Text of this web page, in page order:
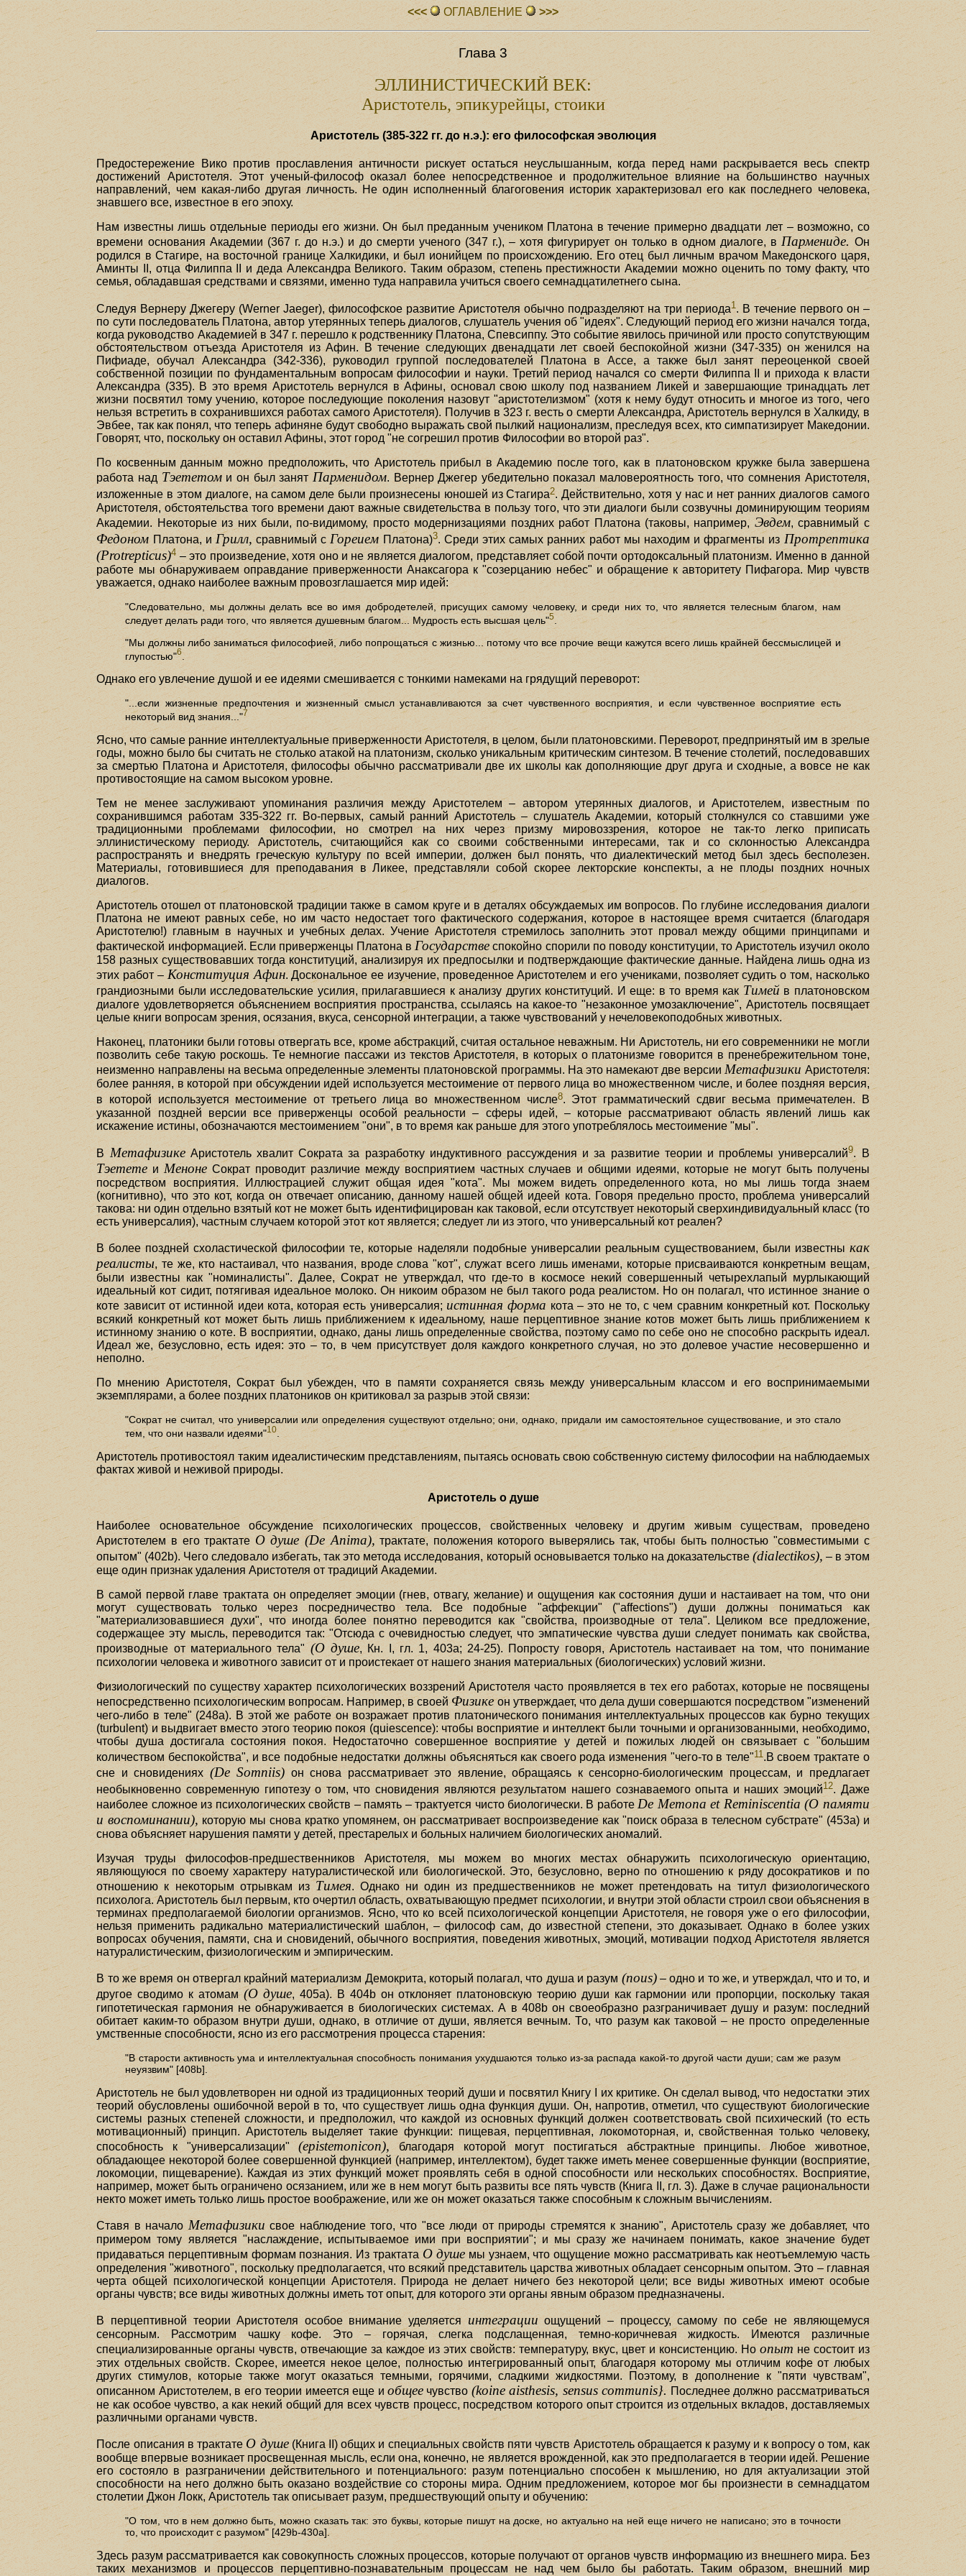
<<< ОГЛАВЛЕHИЕ >>>
Глава 3
ЭЛЛИНИСТИЧЕСКИЙ ВЕК:
Аристотель, эпикурейцы, стоики
Аристотель (385-322 гг. до н.э.): его философская эволюция
Предостережение Вико против прославления античности рискует остаться неуслышанным, когда перед нами раскрывается весь спектр
достижений Аристотеля. Этот ученый-философ оказал более непосредственное и продолжительное влияние на большинство научных
направлений, чем какая-либо другая личность. Не один исполненный благоговения историк характеризовал его как последнего человека,
знавшего все, известное в его эпоху.
Нам известны лишь отдельные периоды его жизни. Он был преданным учеником Платона в течение примерно двадцати лет – возможно, со
времени основания Академии (367 г. до н.э.) и до смерти ученого (347 г.), – хотя фигурирует он только в одном диалоге, в Пармениде. Он
родился в Стагире, на восточной границе Халкидики, и был ионийцем по происхождению. Его отец был личным врачом Македонского царя,
Аминты II, отца Филиппа II и деда Александра Великого. Таким образом, степень престижности Академии можно оценить по тому факту, что
семья, обладавшая средствами и связями, именно туда направила учиться своего семнадцатилетнего сына.
Следуя Вернеру Джегеру (Werner Jaeger), философское развитие Аристотеля обычно подразделяют на три периода1. В течение первого он –
по сути последователь Платона, автор утерянных теперь диалогов, слушатель учения об "идеях". Следующий период его жизни начался тогда,
когда руководство Академией в 347 г. перешло к родственнику Платона, Спевсиппу. Это событие явилось причиной или просто сопутствующим
обстоятельством отъезда Аристотеля из Афин. В течение следующих двенадцати лет своей беспокойной жизни (347-335) он женился на
Пифиаде, обучал Александра (342-336), руководил группой последователей Платона в Ассе, а также был занят переоценкой своей
собственной позиции по фундаментальным вопросам философии и науки. Третий период начался со смерти Филиппа II и прихода к власти
Александра (335). В это время Аристотель вернулся в Афины, основал свою школу под названием Ликей и завершающие тринадцать лет
жизни посвятил тому учению, которое последующие поколения назовут "аристотелизмом" (хотя к нему будут относить и многое из того, чего
нельзя встретить в сохранившихся работах самого Аристотеля). Получив в 323 г. весть о смерти Александра, Аристотель вернулся в Халкиду, в
Эвбее, так как понял, что теперь афиняне будут свободно выражать свой пылкий национализм, преследуя всех, кто симпатизирует Македонии.
Говорят, что, поскольку он оставил Афины, этот город "не согрешил против Философии во второй раз".
По косвенным данным можно предположить, что Аристотель прибыл в Академию после того, как в платоновском кружке была завершена
работа над Тэететоми он был занятПарменидом. Вернер Джегер убедительно показал маловероятность того, что сомнения Аристотеля,
изложенные в этом диалоге, на самом деле были произнесены юношей из Стагира2. Действительно, хотя у нас и нет ранних диалогов самого
Аристотеля, обстоятельства того времени дают важные свидетельства в пользу того, что эти диалоги были созвучны доминирующим теориям
Академии. Некоторые из них были, по-видимому, просто модернизациями поздних работ Платона (таковы, например,Эвдем, сравнимый с
Федоном Платона, иГрилл,сравнимый с Гореием Платона)3. Среди этих самых ранних работ мы находим и фрагменты изПротрептика
(Protrepticus)4 – это произведение, хотя оно и не является диалогом, представляет собой почти ортодоксальный платонизм. Именно в данной
работе мы обнаруживаем оправдание приверженности Анаксагора к "созерцанию небес" и обращение к авторитету Пифагора. Мир чувств
уважается, однако наиболее важным провозглашается мир идей:
"Следовательно, мы должны делать все во имя добродетелей, присущих самому человеку, и среди них то, что является телесным благом, нам
следует делать ради того, что является душевным благом... Мудрость есть высшая цель"5.
"Мы должны либо заниматься философией, либо попрощаться с жизнью... потому что все прочие вещи кажутся всего лишь крайней бессмыслицей и
глупостью"6
Однако его увлечение душой и ее идеями смешивается с тонкими намеками на грядущий переворот:
"...если жизненные предпочтения и жизненный смысл устанавливаются за счет чувственного восприятия, и если чувственное восприятие есть
некоторый вид знания..."7
Ясно, что самые ранние интеллектуальные приверженности Аристотеля, в целом, были платоновскими. Переворот, предпринятый им в зрелые
годы, можно было бы считать не столько атакой на платонизм, сколько уникальным критическим синтезом. В течение столетий, последовавших
за смертью Платона и Аристотеля, философы обычно рассматривали две их школы как дополняющие друг друга и сходные, а вовсе не как
противостоящие на самом высоком уровне.
Тем не менее заслуживают упоминания различия между Аристотелем – автором утерянных диалогов, и Аристотелем, известным по
сохранившимся работам 335-322 гг. Во-первых, самый ранний Аристотель – слушатель Академии, который столкнулся со ставшими уже
традиционными проблемами философии, но смотрел на них через призму мировоззрения, которое не так-то легко приписать
эллинистическому периоду. Аристотель, считающийся как со своими собственными интересами, так и со склонностью Александра
распространять и внедрять греческую культуру по всей империи, должен был понять, что диалектический метод был здесь бесполезен.
Материалы, готовившиеся для преподавания в Ликее, представляли собой скорее лекторские конспекты, а не плоды поздних ночных
диалогов.
Аристотель отошел от платоновской традиции также в самом круге и в деталях обсуждаемых им вопросов. По глубине исследования диалоги
Платона не имеют равных себе, но им часто недостает того фактического содержания, которое в настоящее время считается (благодаря
Аристотелю!) главным в научных и учебных делах. Учение Аристотеля стремилось заполнить этот провал между общими принципами и
фактической информацией. Если приверженцы Платона в Государстве спокойно спорили по поводу конституции, то Аристотель изучил около
158 разных существовавших тогда конституций, анализируя их предпосылки и подтверждающие фактические данные. Найдена лишь одна из
этих работ – Конституция Афин. Доскональное ее изучение, проведенное Аристотелем и его учениками, позволяет судить о том, насколько
грандиозными были исследовательские усилия, прилагавшиеся к анализу других конституций. И еще: в то время как Тимейв платоновском
диалоге удовлетворяется объяснением восприятия пространства, ссылаясь на какое-то "незаконное умозаключение", Аристотель посвящает
целые книги вопросам зрения, осязания, вкуса, сенсорной интеграции, а также чувствований у нечеловекоподобных животных.
Наконец, платоники были готовы отвергать все, кроме абстракций, считая остальное неважным. Ни Аристотель, ни его современники не могли
позволить себе такую роскошь. Те немногие пассажи из текстов Аристотеля, в которых о платонизме говорится в пренебрежительном тоне,
неизменно направлены на весьма определенные элементы платоновской программы. На это намекают две версии Метафизики Аристотеля:
более ранняя, в которой при обсуждении идей используется местоимение от первого лица во множественном числе, и более поздняя версия,
в которой используется местоимение от третьего лица во множественном числе8. Этот грамматический сдвиг весьма примечателен. В
указанной поздней версии все приверженцы особой реальности – сферы идей, – которые рассматривают область явлений лишь как
искажение истины, обозначаются местоимением "они", в то время как раньше для этого употреблялось местоимение "мы".
В МетафизикеАристотель хвалит Сократа за разработку индуктивного рассуждения и за развитие теории и проблемы универсалий9. В
Тэетете иМеноне Сократ проводит различие между восприятием частных случаев и общими идеями, которые не могут быть получены
посредством восприятия. Иллюстрацией служит общая идея "кота". Мы можем видеть определенного кота, но мы лишь тогда знаем
(когнитивно), что это кот, когда он отвечает описанию, данному нашей общей идеей кота. Говоря предельно просто, проблема универсалий
такова: ни один отдельно взятый кот не может быть идентифицирован как таковой, если отсутствует некоторый сверхиндивидуальный класс (то
есть универсалия), частным случаем которой этот кот является; следует ли из этого, что универсальный кот реален?
В более поздней схоластической философии те, которые наделяли подобные универсалии реальным существованием, были известны как
реалисты, те же, кто настаивал, что названия, вроде слова "кот", служат всего лишь именами, которые присваиваются конкретным вещам,
были известны как "номиналисты". Далее, Сократ не утверждал, что где-то в космосе некий совершенный четырехлапый мурлыкающий
идеальный кот сидит, потягивая идеальное молоко. Он никоим образом не был такого рода реалистом. Но он полагал, что истинное знание о
коте зависит от истинной идеи кота, которая есть универсалия; истинная формакота – это не то, с чем сравним конкретный кот. Поскольку
всякий конкретный кот может быть лишь приближением к идеальному, наше перцептивное знание котов может быть лишь приближением к
истинному знанию о коте. В восприятии, однако, даны лишь определенные свойства, поэтому само по себе оно не способно раскрыть идеал.
Идеал же, безусловно, есть идея: это – то, в чем присутствует доля каждого конкретного случая, но это долевое участие несовершенно и
неполно.
По мнению Аристотеля, Сократ был убежден, что в памяти сохраняется связь между универсальным классом и его воспринимаемыми
экземплярами, а более поздних платоников он критиковал за разрыв этой связи:
"Сократ не считал, что универсалии или определения существуют отдельно; они, однако, придали им самостоятельное существование, и это стало
тем, что они назвали идеями"10.
Аристотель противостоял таким идеалистическим представлениям, пытаясь основать свою собственную систему философии на наблюдаемых
фактах живой и неживой природы.
Аристотель о душе
Наиболее основательное обсуждение психологических процессов, свойственных человеку и другим живым существам, проведено
Аристотелем в его трактате О душе (De Anima), трактате, положения которого выверялись так, чтобы быть полностью "совместимыми с
опытом" (402b). Чего следовало избегать, так это метода исследования, который основывается только на доказательстве (dialectikos),– в этом
еще один признак удаления Аристотеля от традиций Академии.
В самой первой главе трактата он определяет эмоции (гнев, отвагу, желание) и ощущения как состояния души и настаивает на том, что они
могут существовать только через посредничество тела. Все подобные "аффекции" ("affections") души должны пониматься как
"материализовавшиеся духи", что иногда более понятно переводится как "свойства, производные от тела". Целиком все предложение,
содержащее эту мысль, переводится так: "Отсюда с очевидностью следует, что эмпатические чувства души следует понимать как свойства,
производные от материального тела" (О душе, Кн. I, гл. 1, 403а; 24-25). Попросту говоря, Аристотель настаивает на том, что понимание
психологии человека и животного зависит от и проистекает от нашего знания материальных (биологических) условий жизни.
Физиологический по существу характер психологических воззрений Аристотеля часто проявляется в тех его работах, которые не посвящены
непосредственно психологическим вопросам. Например, в своейФизикеон утверждает, что дела души совершаются посредством "изменений
чего-либо в теле" (248а). В этой же работе он возражает против платонического понимания интеллектуальных процессов как бурно текущих
(turbulent) и выдвигает вместо этого теорию покоя (quiescence): чтобы восприятие и интеллект были точными и организованными, необходимо,
чтобы душа достигала состояния покоя. Недостаточно совершенное восприятие у детей и пожилых людей он связывает с "большим
количеством беспокойства", и все подобные недостатки должны объясняться как своего рода изменения "чего-то в теле"11.В своем трактате о
сне и сновидениях(De Somniis) он снова рассматривает это явление, обращаясь к сенсорно-биологическим процессам, и предлагает
необыкновенно современную гипотезу о том, что сновидения являются результатом нашего сознаваемого опыта и наших эмоций12. Даже
наиболее сложное из психологических свойств – память – трактуется чисто биологически. В работе De Memona et Reminiscentia (О памяти
и воспоминании), которую мы снова кратко упомянем, он рассматривает воспроизведение как "поиск образа в телесном субстрате" (453а) и
снова объясняет нарушения памяти у детей, престарелых и больных наличием биологических аномалий.
Изучая труды философов-предшественников Аристотеля, мы можем во многих местах обнаружить психологическую ориентацию,
являющуюся по своему характеру натуралистической или биологической. Это, безусловно, верно по отношению к ряду досократиков и по
отношению к некоторым отрывкам из Тимея. Однако ни один из предшественников не может претендовать на титул физиологического
психолога. Аристотель был первым, кто очертил область, охватывающую предмет психологии, и внутри этой области строил свои объяснения в
терминах предполагаемой биологии организмов. Ясно, что ко всей психологической концепции Аристотеля, не говоря уже о его философии,
нельзя применить радикально материалистический шаблон, – философ сам, до известной степени, это доказывает. Однако в более узких
вопросах обучения, памяти, сна и сновидений, обычного восприятия, поведения животных, эмоций, мотивации подход Аристотеля является
натуралистическим, физиологическим и эмпирическим.
В то же время он отвергал крайний материализм Демокрита, который полагал, что душа и разум (nous)– одно и то же, и утверждал, что и то, и
другое сводимо к атомам(О душе, 405а). В 404b он отклоняет платоновскую теорию души как гармонии или пропорции, поскольку такая
гипотетическая гармония не обнаруживается в биологических системах. А в 408b он своеобразно разграничивает душу и разум: последний
обитает каким-то образом внутри души, однако, в отличие от души, является вечным. То, что разум как таковой – не просто определенные
умственные способности, ясно из его рассмотрения процесса старения:
"В старости активность ума и интеллектуальная способность понимания ухудшаются только из-за распада какой-то другой части души; сам же разум
неуязвим" [408b].
Аристотель не был удовлетворен ни одной из традиционных теорий души и посвятил Книгу I их критике. Он сделал вывод, что недостатки этих
теорий обусловлены ошибочной верой в то, что существует лишь одна функция души. Он, напротив, отметил, что существуют биологические
системы разных степеней сложности, и предположил, что каждой из основных функций должен соответствовать свой психический (то есть
мотивационный) принцип. Аристотель выделяет такие функции: пищевая, перцептивная, локомоторная, и, свойственная только человеку,
способность к "универсализации"(epistemonicon), благодаря которой могут постигаться абстрактные принципы. Любое животное,
обладающее некоторой более совершенной функцией (например, интеллектом), будет также иметь менее совершенные функции (восприятие,
локомоции, пищеварение). Каждая из этих функций может проявлять себя в одной способности или нескольких способностях. Восприятие,
например, может быть ограничено осязанием, или же в нем могут быть развиты все пять чувств (Книга II, гл. 3). Даже в случае рациональности
некто может иметь только лишь простое воображение, или же он может оказаться также способным к сложным вычислениям.
Ставя в начало Метафизикисвое наблюдение того, что "все люди от природы стремятся к знанию", Аристотель сразу же добавляет, что
примером тому является "наслаждение, испытываемое ими при восприятии"; и мы сразу же начинаем понимать, какое значение будет
придаваться перцептивным формам познания. Из трактата О душе мы узнаем, что ощущение можно рассматривать как неотъемлемую часть
определения "животного", поскольку предполагается, что всякий представитель царства животных обладает сенсорным опытом. Это – главная
черта общей психологической концепции Аристотеля. Природа не делает ничего без некоторой цели; все виды животных имеют особые
органы чувств; все виды животных должны иметь тот опыт, для которого эти органы явным образом предназначены.
В перцептивной теории Аристотеля особое внимание уделяется интеграции ощущений – процессу, самому по себе не являющемуся
сенсорным. Рассмотрим чашку кофе. Это – горячая, слегка подслащенная, темно-коричневая жидкость. Имеются различные
специализированные органы чувств, отвечающие за каждое из этих свойств: температуру, вкус, цвет и консистенцию. Но опытне состоит из
этих отдельных свойств. Скорее, имеется некое целое, полностью интегрированный опыт, благодаря которому мы отличим кофе от любых
других стимулов, которые также могут оказаться темными, горячими, сладкими жидкостями. Поэтому, в дополнение к "пяти чувствам",
описанном Аристотелем, в его теории имеется еще и общее чувство (koine aisthesis, sensus communis}.Последнее должно рассматриваться
не как особое чувство, а как некий общий для всех чувств процесс, посредством которого опыт строится из отдельных вкладов, доставляемых
различными органами чувств.
После описания в трактате О душе(Книга II) общих и специальных свойств пяти чувств Аристотель обращается к разуму и к вопросу о том, как
вообще впервые возникает просвещенная мысль, если она, конечно, не является врожденной, как это предполагается в теории идей. Решение
его состояло в разграничении действительного и потенциального: разум потенциально способен к мышлению, но для актуализации этой
способности на него должно быть оказано воздействие со стороны мира. Одним предложением, которое мог бы произнести в семнадцатом
столетии Джон Локк, Аристотель так описывает разум, предшествующий опыту и обучению:
"О том, что в нем должно быть, можно сказать так: это буквы, которые пишут на доске, но актуально на ней еще ничего не написано; это в точности
то, что происходит с разумом" [429b-430а].
Здесь разум рассматривается как совокупность сложных процессов, которые получают от органов чувств информацию из внешнего мира. Без
таких механизмов и процессов перцептивно-познавательным процессам не над чем было бы работать. Таким образом, внешний мир